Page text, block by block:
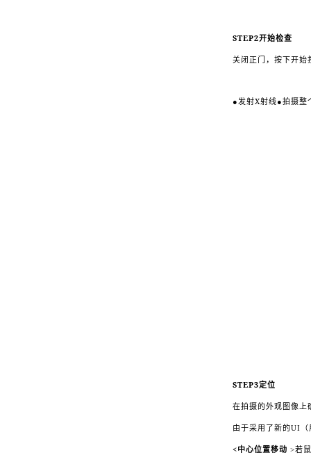
STEP2开始检查
关闭正门，按下开始
● 发射X射线●拍摄整
STEP3定位
在拍摄的外观图像上
由于采用了新的UI
<中心位置移动 >若